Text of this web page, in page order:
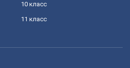
10 класс
11 класс